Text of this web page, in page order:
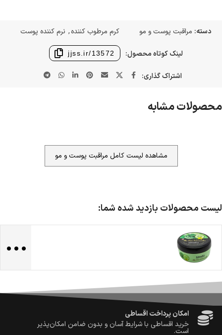
دسته: مراقبت پوست و مو کرم مرطوب کننده, نرم کننده پوست
لینک کوتاه محصول: jjss.ir/13572
اشتراک گذاری:
محصولات مشابه
مشاهده لیست کامل مراقبت پوست و مو
لیست محصولات بازدید شده شما:
...
ضمانت اصالت کالا
سفارش‌های بیش از 500 هزار تومان ، رایگان به سراسر کشور
ارسال می‌شود.
ضمانت بازگشت کالا
تا 14 روز پس از تحویل کالا می‌توانید آن را برگشت دهید.
امکان پرداخت در محل
در هنگام خرید محصول، امکان انتخاب پرداخت در محل
وجود دارد.
امکان پرداخت اقساطی
خرید اقساطی با شرایط آسان و بدون ضامن امکان‌پذیر
است.
ضمانت اصالت کالا
گارانتی معتبر برای تمامی محصولات ارائه می‌شود.